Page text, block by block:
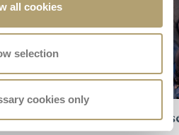
all cookies
selection
cookies only